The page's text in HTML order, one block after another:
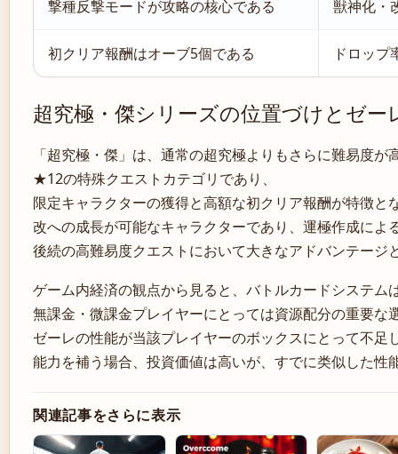
撃種反撃モードが攻略の核心である 獣神化・
初クリア報酬はオーブ5個である ドロップ
超究極・傑シリーズの位置づけとゼー
「超究極・傑」は、通常の超究極よりもさらに難易度が
★12の特殊クエストカテゴリであり、
限定キャラクターの獲得と高額な初クリア報酬が特徴と
改への成長が可能なキャラクターであり、運極作成によ
後続の高難易度クエストにおいて大きなアドバンテージ
ゲーム内経済の観点から見ると、バトルカードシステム
無課金・微課金プレイヤーにとっては資源配分の重要な
ゼーレの性能が当該プレイヤーのボックスにとって不足
能力を補う場合、投資価値は高いが、すでに类似した性
関連記事をさらに表示